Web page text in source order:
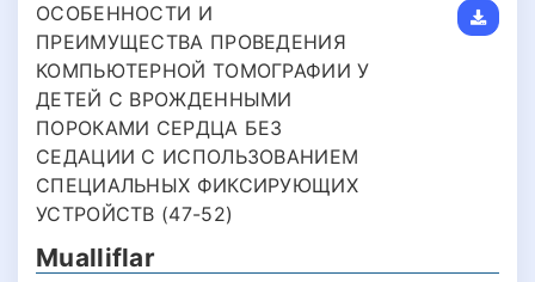
ОСОБЕННОСТИ И
ПРЕИМУЩЕСТВА ПРОВЕДЕНИЯ
КОМПЬЮТЕРНОЙ ТОМОГРАФИИ У
ДЕТЕЙ С ВРОЖДЕННЫМИ
ПОРОКАМИ СЕРДЦА БЕЗ
СЕДАЦИИ С ИСПОЛЬЗОВАНИЕМ
СПЕЦИАЛЬНЫХ ФИКСИРУЮЩИХ
УСТРОЙСТВ (47-52)
Mualliflar